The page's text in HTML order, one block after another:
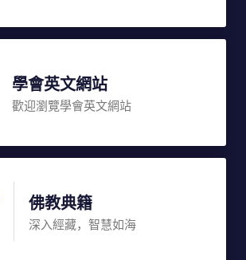
學會英文網站
歡迎瀏覽學會英文網站
佛教典籍
深入經藏，智慧如海